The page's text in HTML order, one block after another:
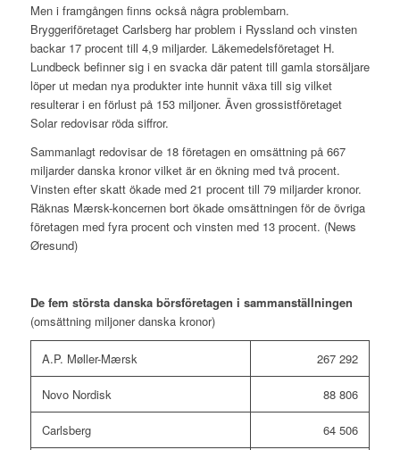
Men i framgången finns också några problembarn.
Bryggeriföretaget Carlsberg har problem i Ryssland och vinsten
backar 17 procent till 4,9 miljarder. Läkemedelsföretaget H.
Lundbeck befinner sig i en svacka där patent till gamla storsäljare
löper ut medan nya produkter inte hunnit växa till sig vilket
resulterar i en förlust på 153 miljoner. Även grossistföretaget
Solar redovisar röda siffror.
Sammanlagt redovisar de 18 företagen en omsättning på 667
miljarder danska kronor vilket är en ökning med två procent.
Vinsten efter skatt ökade med 21 procent till 79 miljarder kronor.
Räknas Mærsk-koncernen bort ökade omsättningen för de övriga
företagen med fyra procent och vinsten med 13 procent. (News
Øresund)
De fem största danska börsföretagen i sammanställningen
(omsättning miljoner danska kronor)
A.P. Møller-Mærsk 267 292
Novo Nordisk 88 806
Carlsberg 64 506